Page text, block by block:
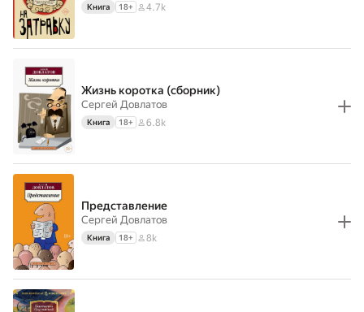
Книга 18+ 4.7k
Жизнь коротка (сборник)
Сергей Довлатов
Книга 18+ 6.8k
Представление
Сергей Довлатов
Книга 18+ 8k